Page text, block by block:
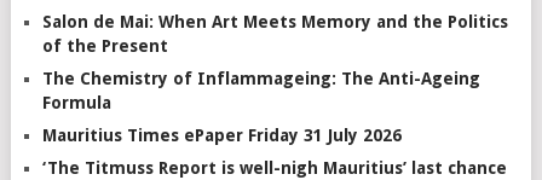
Salon de Mai: When Art Meets Memory and the Politics
of the Present
The Chemistry of Inflammageing: The Anti-Ageing
Formula
Mauritius Times ePaper Friday 31 July 2026
‘The Titmuss Report is well-nigh Mauritius’ last chance